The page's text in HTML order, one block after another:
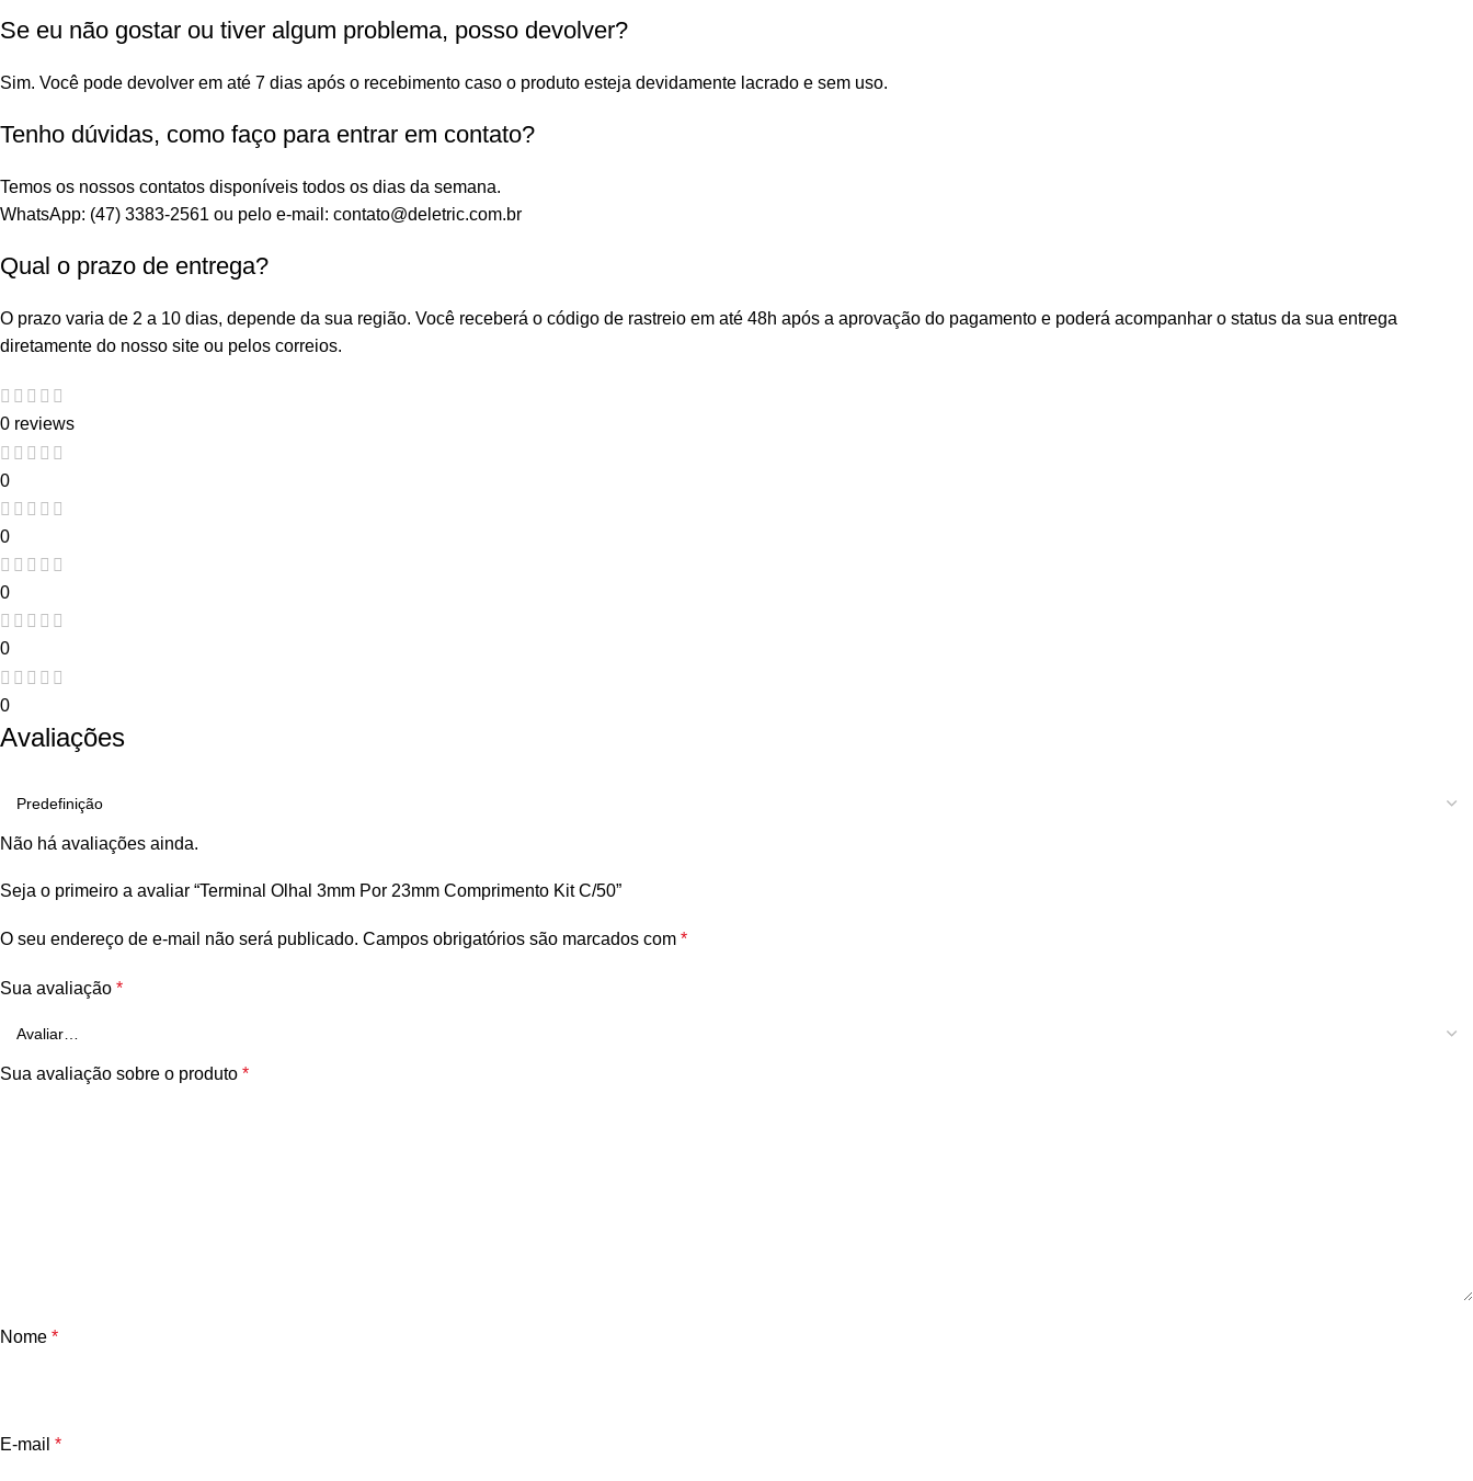
Se eu não gostar ou tiver algum problema, posso devolver?
Sim. Você pode devolver em até 7 dias após o recebimento caso o produto esteja devidamente lacrado e sem uso.
Tenho dúvidas, como faço para entrar em contato?
Temos os nossos contatos disponíveis todos os dias da semana.
WhatsApp: (47) 3383-2561 ou pelo e-mail: contato@deletric.com.br
Qual o prazo de entrega?
O prazo varia de 2 a 10 dias, depende da sua região. Você receberá o código de rastreio em até 48h após a aprovação do pagamento e poderá acompanhar o status da sua entrega
diretamente do nosso site ou pelos correios.
0 reviews
0
0
0
0
0
Avaliações
Não há avaliações ainda.
Seja o primeiro a avaliar “Terminal Olhal 3mm Por 23mm Comprimento Kit C/50”
O seu endereço de e-mail não será publicado. Campos obrigatórios são marcados com *
Sua avaliação *
Sua avaliação sobre o produto *
Nome *
E-mail *